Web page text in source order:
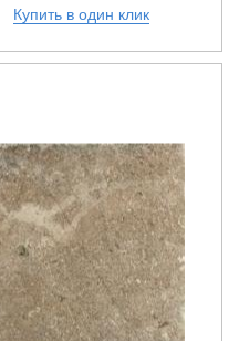
Купить в один клик